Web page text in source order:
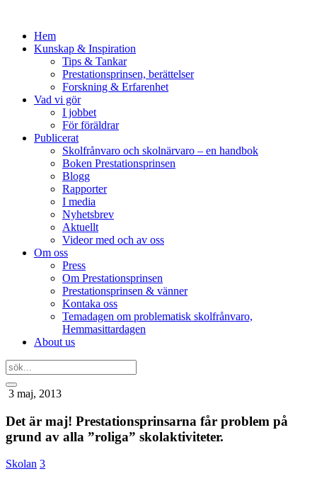
Hem
Kunskap & Inspiration
Tips & Tankar
Prestationsprinsen, berättelser
Forskning & Erfarenhet
Vad vi gör
I jobbet
För föräldrar
Publicerat
Skolfrånvaro och skolnärvaro – en handbok
Boken Prestationsprinsen
Blogg
Rapporter
I media
Nyhetsbrev
Aktuellt
Videor med och av oss
Om oss
Press
Om Prestationsprinsen
Prestationsprinsen & vänner
Kontaka oss
Temadagen om problematisk skolfrånvaro,
Hemmasittardagen
About us
3 maj, 2013
Det är maj! Prestationsprinsarna får problem på
grund av alla ”roliga” skolaktiviteter.
Skolan 3